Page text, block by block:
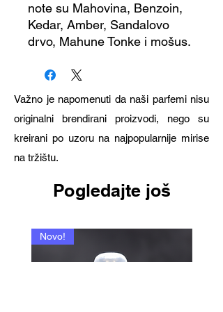
note su Mahovina, Benzoin,
Kedar, Amber, Sandalovo
drvo, Mahune Tonke i mošus.
Važno je napomenuti da naši parfemi nisu
originalni brendirani proizvodi, nego su
kreirani po uzoru na najpopularnije mirise
na tržištu.
Pogledajte još
Novo!